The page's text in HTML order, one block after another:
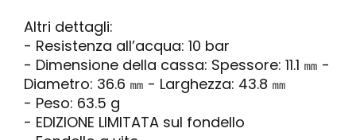
Altri dettagli:
- Resistenza all’acqua: 10 bar
- Dimensione della cassa: Spessore: 11.1 ㎜ -
Diametro: 36.6 ㎜ - Larghezza: 43.8 ㎜
- Peso: 63.5 g
- EDIZIONE LIMITATA sul fondello